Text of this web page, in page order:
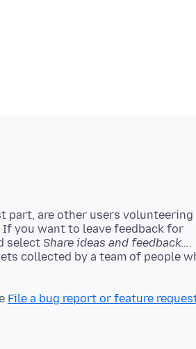
part, are other users
If you want to leave feedback for
select Share ideas and feedback….
collected by a team of people
File a bug report or feature